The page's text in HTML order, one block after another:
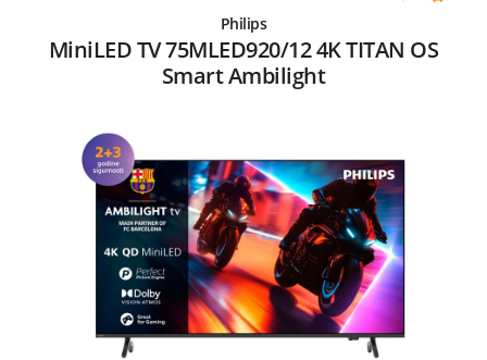
Philips
MiniLED TV 75MLED920/12 4K TITAN OS
Smart Ambilight